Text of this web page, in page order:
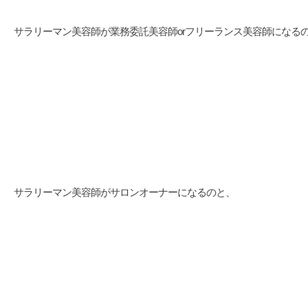
サラリーマン美容師が業務委託美容師orフリーランス美容師になる
サラリーマン美容師がサロンオーナーになるのと、